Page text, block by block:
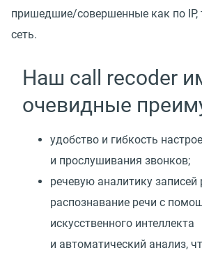
пришедшие/совершенные как по IP,
сеть.
Наш call recoder
очевидные
удобство и гибкость
и прослушивания звонков;
речевую аналитику записей
распознавание речи с
искусственного интеллекта
и автоматический анализ,